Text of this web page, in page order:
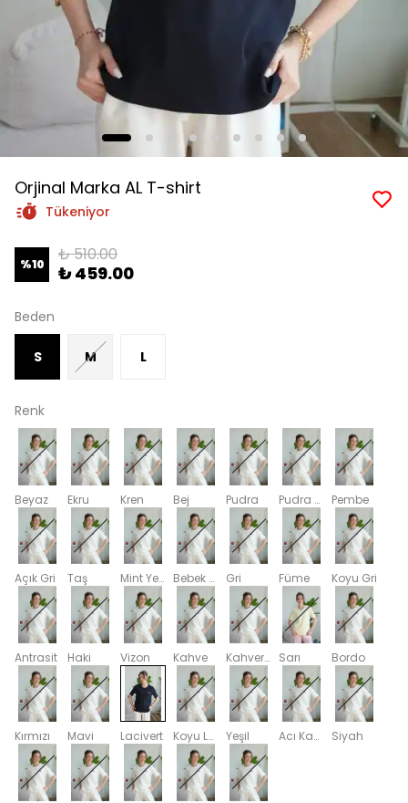
Orjinal Marka AL T-shirt
Tükeniyor
%10 ₺ 510.00
₺ 459.00
Beden
S M L
Renk
Beyaz Ekru Kren Bej Pudra Pudra Pembe Pembe
Açık Gri Taş Mint Yeşili Bebek Mavi Gri Füme Koyu Gri
Antrasit Haki Vizon Kahve Kahverengi Sarı Bordo
Kırmızı Mavi Lacivert Koyu Lacivert Yeşil Acı Kahve Siyah